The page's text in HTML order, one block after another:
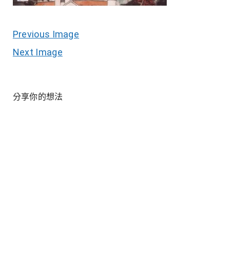
Previous Image
Next Image
分享你的想法